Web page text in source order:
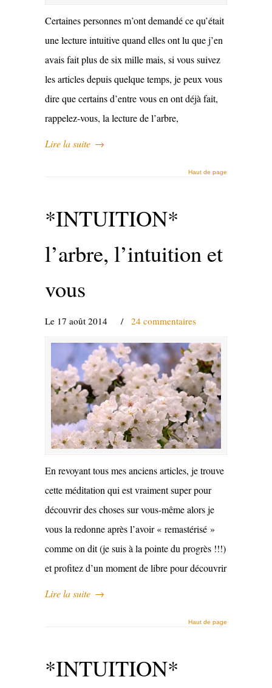
Certaines personnes m’ont demandé ce qu’était
une lecture intuitive quand elles ont lu que j’en
avais fait plus de six mille mais, si vous suivez
les articles depuis quelque temps, je peux vous
dire que certains d’entre vous en ont déjà fait,
rappelez-vous, la lecture de l’arbre,
Lire la suite →
Haut de page
*INTUITION*
l’arbre, l’intuition et
vous
Le 17 août 2014 / 24 commentaires
En revoyant tous mes anciens articles, je trouve
cette méditation qui est vraiment super pour
découvrir des choses sur vous-même alors je
vous la redonne après l’avoir « remastérisé »
comme on dit (je suis à la pointe du progrès !!!)
et profitez d’un moment de libre pour découvrir
Lire la suite →
Haut de page
*INTUITION*